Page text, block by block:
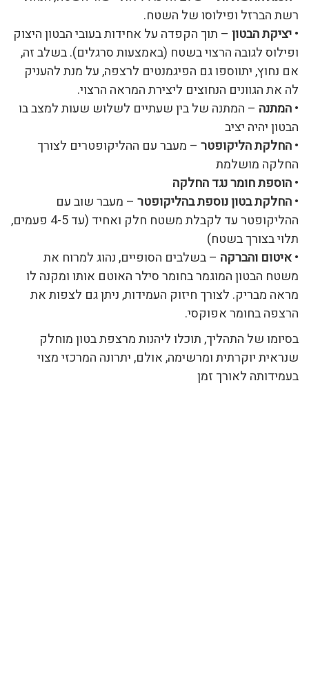
רשת הברזל ופילוסו של השטח.
•יציקת הבטון – תוך הקפדה על אחידות בעובי הבטון היצוק
ופילוס לגובה הרצוי בשטח (באמצעות סרגלים). בשלב זה,
אם נחוץ, יתווספו גם הפיגמנטים לרצפה, על מנת להעניק
לה את הגוונים הנחוצים ליצירת המראה הרצוי.
•המתנה – המתנה של בין שעתיים לשלוש שעות למצב בו
הבטון יהיה יציב
•החלקת הליקופטר – מעבר עם ההליקופטרים לצורך
החלקה מושלמת
•הוספת חומר נגד החלקה
•החלקת בטון נוספת בהליקופטר – מעבר שוב עם
ההליקופטר עד לקבלת משטח חלק ואחיד (עד 4-5 פעמים,
תלוי בצורך בשטח)
•איטום והברקה – בשלבים הסופיים, נהוג למרוח את
משטח הבטון המוגמר בחומר סילר האוטם אותו ומקנה לו
מראה מבריק. לצורך חיזוק העמידות, ניתן גם לצפות את
הרצפה בחומר אפוקסי.
בסיומו של התהליך, תוכלו ליהנות מרצפת בטון מוחלק
שנראית יוקרתית ומרשימה, אולם, יתרונה המרכזי מצוי
בעמידותה לאורך זמן